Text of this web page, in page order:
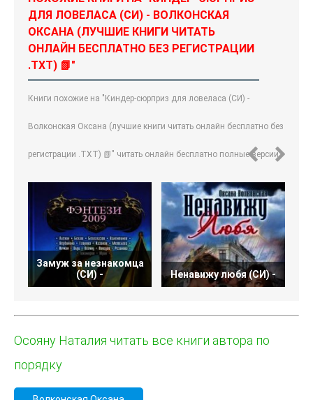
ДЛЯ ЛОВЕЛАСА (СИ) - ВОЛКОНСКАЯ
ОКСАНА (ЛУЧШИЕ КНИГИ ЧИТАТЬ
ОНЛАЙН БЕСПЛАТНО БЕЗ РЕГИСТРАЦИИ
.TXT) 📗"
Книги похожие на "Киндер-сюрприз для ловеласа (СИ) -
Волконская Оксана (лучшие книги читать онлайн бесплатно без
регистрации .TXT) 📗" читать онлайн бесплатно полные версии.
Замуж за незнакомца
(СИ) -
Ненавижу любя (СИ) -
Осояну Наталия читать все книги автора по
порядку